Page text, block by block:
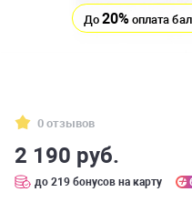
До 20%оплата
0 отзывов
2 190 руб.
до 219 бонусов на карту